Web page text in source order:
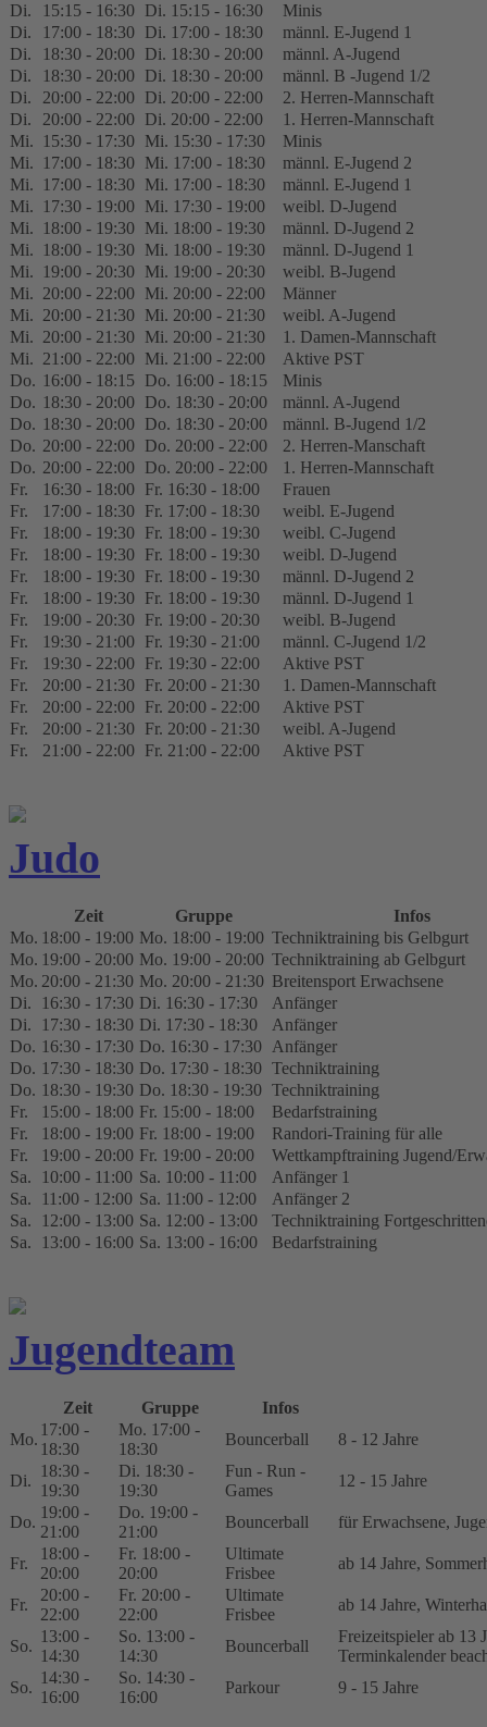
Di.
15:15 - 16:30 Di. 15:15 - 16:30
Minis
Di.
17:00 - 18:30 Di. 17:00 - 18:30
männl. E-Jugend 1
Di.
18:30 - 20:00 Di. 18:30 - 20:00
männl. A-Jugend
Di.
18:30 - 20:00 Di. 18:30 - 20:00
männl. B -Jugend 1/2
Di.
20:00 - 22:00 Di. 20:00 - 22:00
2. Herren-Mannschaft
Di.
20:00 - 22:00 Di. 20:00 - 22:00
1. Herren-Mannschaft
Mi.
15:30 - 17:30 Mi. 15:30 - 17:30
Minis
Mi.
17:00 - 18:30 Mi. 17:00 - 18:30
männl. E-Jugend 2
Mi.
17:00 - 18:30 Mi. 17:00 - 18:30
männl. E-Jugend 1
Mi.
17:30 - 19:00 Mi. 17:30 - 19:00
weibl. D-Jugend
Mi.
18:00 - 19:30 Mi. 18:00 - 19:30
männl. D-Jugend 2
Mi.
18:00 - 19:30 Mi. 18:00 - 19:30
männl. D-Jugend 1
Mi.
19:00 - 20:30 Mi. 19:00 - 20:30
weibl. B-Jugend
Mi. 20:00 - 22:00 Mi. 20:00 - 22:00
Männer
Mi. 20:00 - 21:30 Mi. 20:00 - 21:30
weibl. A-Jugend
Mi. 20:00 - 21:30 Mi. 20:00 - 21:30
1. Damen-Mannschaft
Mi. 21:00 - 22:00 Mi. 21:00 - 22:00
Aktive PST
Do. 16:00 - 18:15 Do. 16:00 - 18:15
Minis
Do. 18:30 - 20:00 Do. 18:30 - 20:00
männl. A-Jugend
Do. 18:30 - 20:00 Do. 18:30 - 20:00
männl. B-Jugend 1/2
Do. 20:00 - 22:00 Do. 20:00 - 22:00
2. Herren-Manschaft
Do. 20:00 - 22:00 Do. 20:00 - 22:00
1. Herren-Mannschaft
Fr.
16:30 - 18:00 Fr. 16:30 - 18:00
Frauen
Fr.
17:00 - 18:30 Fr. 17:00 - 18:30
weibl. E-Jugend
Fr.
18:00 - 19:30 Fr. 18:00 - 19:30
weibl. C-Jugend
Fr.
18:00 - 19:30 Fr. 18:00 - 19:30
weibl. D-Jugend
Fr.
18:00 - 19:30 Fr. 18:00 - 19:30
männl. D-Jugend 2
Fr.
18:00 - 19:30 Fr. 18:00 - 19:30
männl. D-Jugend 1
Fr.
19:00 - 20:30 Fr. 19:00 - 20:30
weibl. B-Jugend
Fr.
19:30 - 21:00 Fr. 19:30 - 21:00
männl. C-Jugend 1/2
Fr.
19:30 - 22:00 Fr. 19:30 - 22:00
Aktive PST
Fr.
20:00 - 21:30 Fr. 20:00 - 21:30
1. Damen-Mannschaft
Fr.
20:00 - 22:00 Fr. 20:00 - 22:00
Aktive PST
Fr.
20:00 - 21:30 Fr. 20:00 - 21:30
weibl. A-Jugend
Fr.
21:00 - 22:00 Fr. 21:00 - 22:00 Aktive PST
Judo
Zeit Gruppe
Infos
Mo. 18:00 - 19:00 Mo. 18:00 - 19:00 Techniktraining bis Gelbgurt
Mo. 19:00 - 20:00 Mo. 19:00 - 20:00 Techniktraining ab Gelbgurt
Mo. 20:00 - 21:30 Mo. 20:00 - 21:30 Breitensport Erwachsene
Di.
16:30 - 17:30 Di. 16:30 - 17:30
Anfänger
Di.
17:30 - 18:30 Di. 17:30 - 18:30
Anfänger
Do. 16:30 - 17:30 Do. 16:30 - 17:30 Anfänger
Do. 17:30 - 18:30 Do. 17:30 - 18:30 Techniktraining
Do. 18:30 - 19:30 Do. 18:30 - 19:30 Techniktraining
Fr.
15:00 - 18:00 Fr. 15:00 - 18:00
Bedarfstraining
Fr.
18:00 - 19:00 Fr. 18:00 - 19:00
Randori-Training für alle
Fr.
19:00 - 20:00 Fr. 19:00 - 20:00
Wettkampftraining Jugend/
Sa.
10:00 - 11:00 Sa. 10:00 - 11:00
Anfänger 1
Sa.
11:00 - 12:00 Sa. 11:00 - 12:00
Anfänger 2
Sa.
12:00 - 13:00 Sa. 12:00 - 13:00
Techniktraining
Sa.
13:00 - 16:00 Sa. 13:00 - 16:00 Bedarfstraining
Jugendteam
Zeit Gruppe
Infos
Mo.
17:00 -
18:30
Mo. 17:00 -
18:30
Bouncerball 8 - 12 Jahre
Di.
18:30 -
19:30
Di. 18:30 -
19:30
Fun - Run -
Games
12 - 15 Jahre
Do.
19:00 -
21:00
Do. 19:00 -
21:00
Bouncerball für Erwachsene,
Fr.
18:00 -
20:00
Fr. 18:00 -
20:00
Ultimate
Frisbee
ab 14 Jahre,
Fr.
20:00 -
22:00
Fr. 20:00 -
22:00
Ultimate
Frisbee
ab 14 Jahre,
So.
13:00 -
14:30
So. 13:00 -
14:30
Bouncerball
Freizeitspieler ab 13
Terminkalender
So.
14:30 -
16:00
So. 14:30 -
16:00
Parkour 9 - 15 Jahre